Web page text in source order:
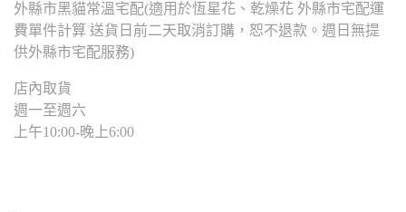
外縣市黑貓常溫宅配(適用於恆星花、乾燥花 外縣市宅配運
費單件計算 送貨日前二天取消訂購，恕不退款。週日無提
供外縣市宅配服務)
店內取貨
週一至週六
上午10:00-晚上6:00